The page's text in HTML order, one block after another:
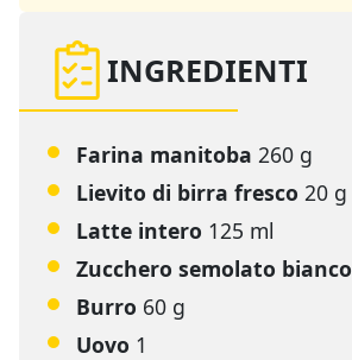
INGREDIENTI
Farina manitoba 260 g
Lievito di birra fresco 20 g
Latte intero 125 ml
Zucchero semolato bianco
Burro 60 g
Uovo 1